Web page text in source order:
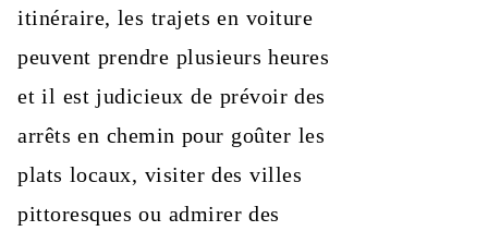
itinéraire, les trajets en voiture
peuvent prendre plusieurs heures
et il est judicieux de prévoir des
arrêts en chemin pour goûter les
plats locaux, visiter des villes
pittoresques ou admirer des